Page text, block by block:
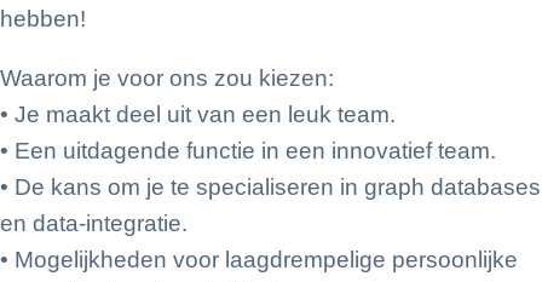
hebben!
Waarom je voor ons zou kiezen:
• Je maakt deel uit van een leuk team.
• Een uitdagende functie in een innovatief team.
• De kans om je te specialiseren in graph databases
en data-integratie.
• Mogelijkheden voor laagdrempelige persoonlijke